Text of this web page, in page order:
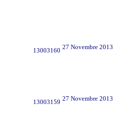
13003160 27 Novembre 2013
13003159 27 Novembre 2013